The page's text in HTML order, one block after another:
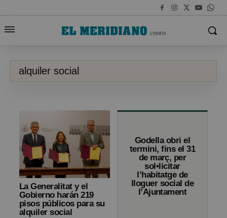
alquiler social
La Generalitat y el
Gobierno harán 219
pisos públicos para su
alquiler social
Godella obri el
termini, fins el 31
de març, per
sol•licitar
l’habitatge de
lloguer social de
l’Ajuntament